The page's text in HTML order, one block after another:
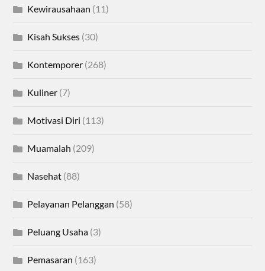
Kewirausahaan (11)
Kisah Sukses (30)
Kontemporer (268)
Kuliner (7)
Motivasi Diri (113)
Muamalah (209)
Nasehat (88)
Pelayanan Pelanggan (58)
Peluang Usaha (3)
Pemasaran (163)